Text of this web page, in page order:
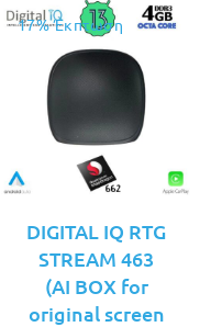
17% Έκπτωση
DIGITAL IQ RTG
STREAM 463
(AI BOX for
original screen